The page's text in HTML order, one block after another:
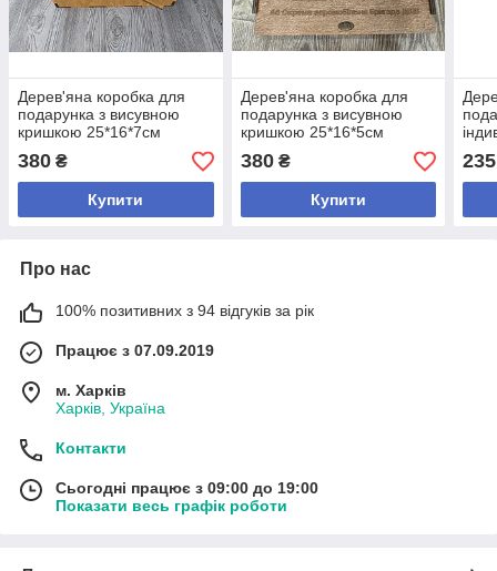
Дерев'яна коробка для
подарунка з висувною
кришкою 25*16*7см
380 ₴
Купити
Дерев'яна коробка для
подарунка з висувною
кришкою 25*16*5см
380₴
Купити
235
Про нас
100% позитивних з 94 відгуків за рік
Працює з 07.09.2019
м. Харків
Харків, Україна
Контакти
Сьогодні працює з 09:00 до 19:00
Показати весь графік роботи